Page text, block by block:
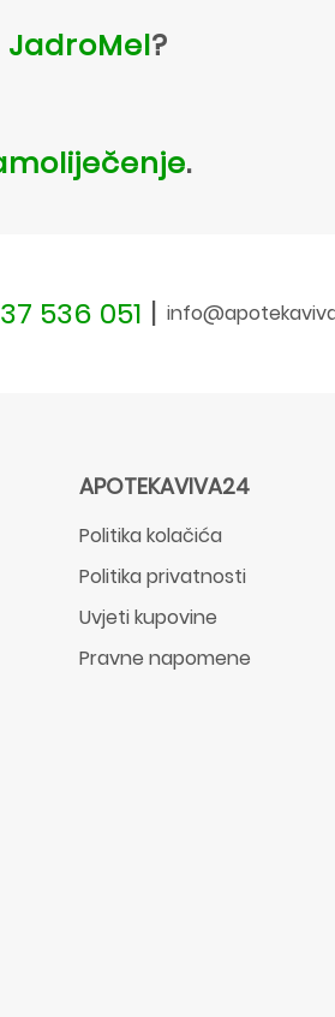
JadroMel?
.
536 051 |
APOTEKAVIVA24
Politika kolačića
Politika privatnosti
Uvjeti kupovine
Pravne napomene